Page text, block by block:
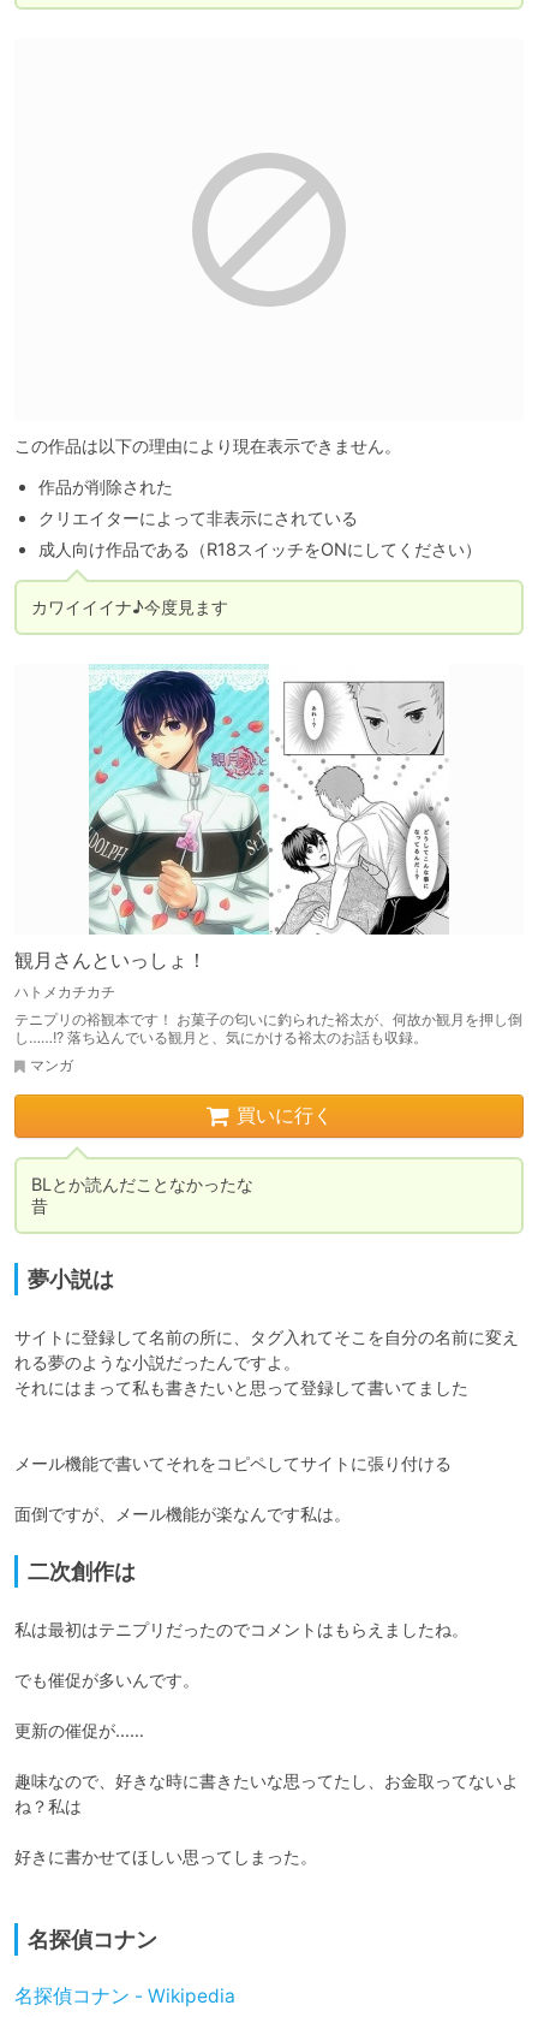
この作品は以下の理由により現在表示できません。
作品が削除された
クリエイターによって非表示にされている
成人向け作品である（R18スイッチをONにしてください）
カワイイイナ♪今度見ます
観月さんといっしょ！
ハトメカチカチ
テニプリの裕観本です！ お菓子の匂いに釣られた裕太が、何故か観月を押し倒
し……!? 落ち込んでいる観月と、気にかける裕太のお話も収録。
マンガ
買いに行く
BLとか読んだことなかったな
昔
夢小説は
サイトに登録して名前の所に、タグ入れてそこを自分の名前に変え
れる夢のような小説だったんですよ。
それにはまって私も書きたいと思って登録して書いてました
メール機能で書いてそれをコピペしてサイトに張り付ける
面倒ですが、メール機能が楽なんです私は。
二次創作は
私は最初はテニプリだったのでコメントはもらえましたね。
でも催促が多いんです。
更新の催促が……
趣味なので、好きな時に書きたいな思ってたし、お金取ってないよ
ね？私は
好きに書かせてほしい思ってしまった。
名探偵コナン
名探偵コナン - Wikipedia